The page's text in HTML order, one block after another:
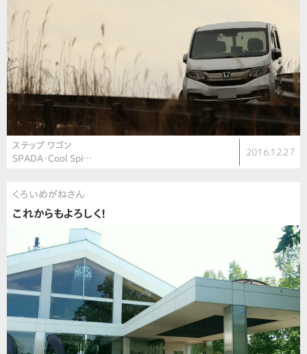
ステップ ワゴン
SPADA・Cool Spi…
2016.12.27
くろいめがねさん
これからもよろしく!